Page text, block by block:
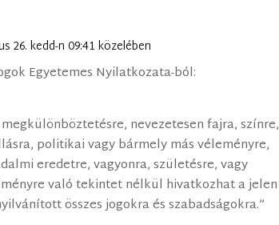
26. kedd-n 09:41 közelében
Egyetemes Nyilatkozata-ból:
nevezetesen fajra, színre,
politikai vagy bármely más véleményre,
eredetre, vagyonra, születésre, vagy
való tekintet nélkül hivatkozhat a jelen
összes jogokra és szabadságokra.”